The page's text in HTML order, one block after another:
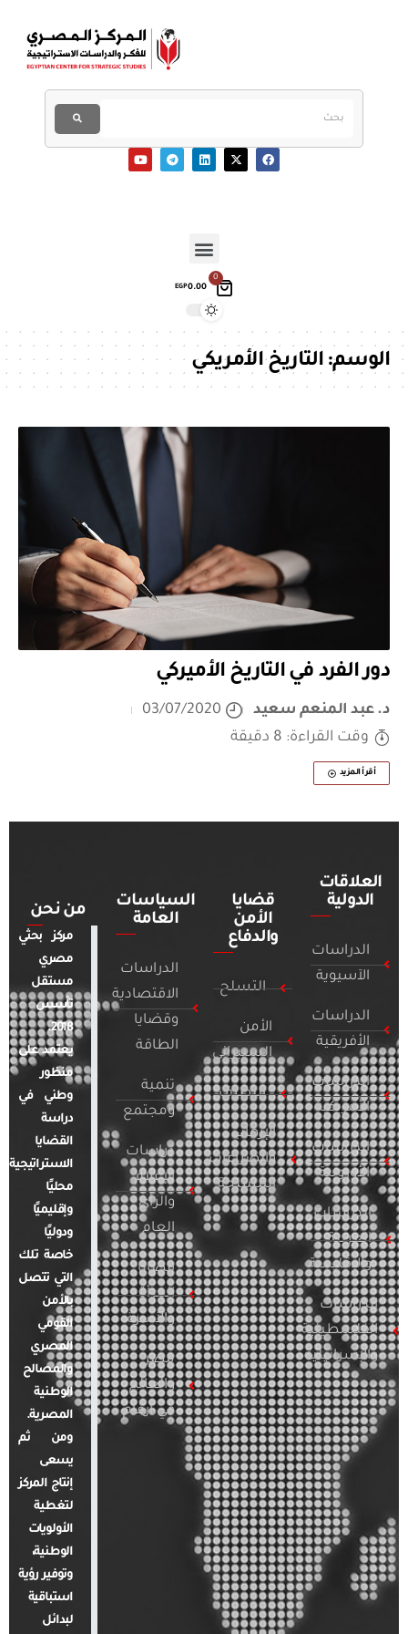
0
EGP0.00
الوسم:التاريخ الأمريكي
دور الفرد في التاريخ الأميركي
د. عبد المنعم سعيد
03/07/2020
وقت القراءة: 8 دقيقة
أقرأ المزيد
العلاقات
الدولية
الدراسات
الآسيوية
الدراسات
الأفريقية
الدراسات
الأمريكية
الدراسات
الأوروبية
الدراسات
العربية
والإقليمية
الدراسات
الفلسطينية
والإسرائيلية
قضايا
الأمن
والدفاع
التسلح
الأمن
السيبراني
التطرف
الإرهاب
والصراعات
المسلحة
السياسات
العامة
الدراسات
الاقتصادية
وقضايا
الطاقة
تنمية
ومجتمع
دراسات
الإعلام
والرأي
العام
قضايا
المرأة
والأسرة
مصر
والعالم
في أرقام
من نحن
مركز بحثي
مصري
مستقل
تأسس
2018.
يعتمد على
منظور
وطني في
دراسة
القضايا
الاستراتيجية
محليًا
وإقليميًا
ودوليًا
خاصة تلك
التي تتصل
بالأمن
القومي
المصري
والمصالح
الوطنية
المصرية.
ومن ثم
يسعى
إنتاج المركز
لتغطية
الأولويات
الوطنية،
وتوفير رؤية
استباقية
لبدائل